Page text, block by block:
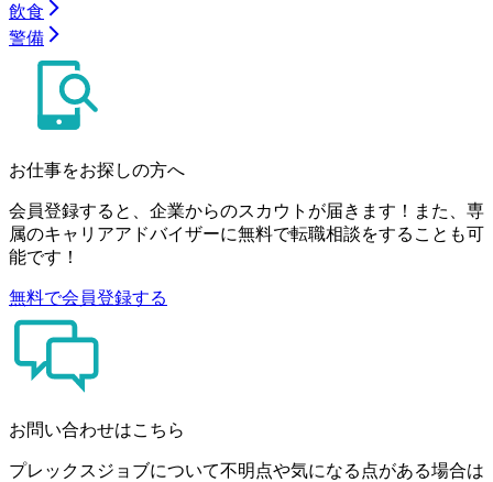
飲食
警備
お仕事をお探しの方へ
会員登録すると、企業からのスカウトが届きます！また、専
属のキャリアアドバイザーに無料で転職相談をすることも可
能です！
無料で会員登録する
お問い合わせはこちら
プレックスジョブについて不明点や気になる点がある場合は